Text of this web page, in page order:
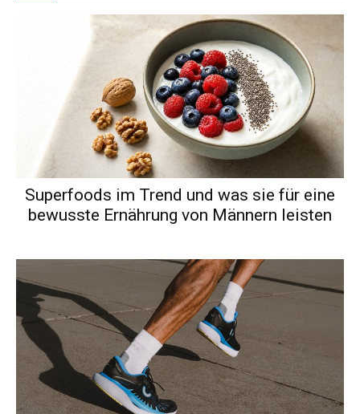
Superfoods im Trend und was sie für eine
bewusste Ernährung von Männern leisten